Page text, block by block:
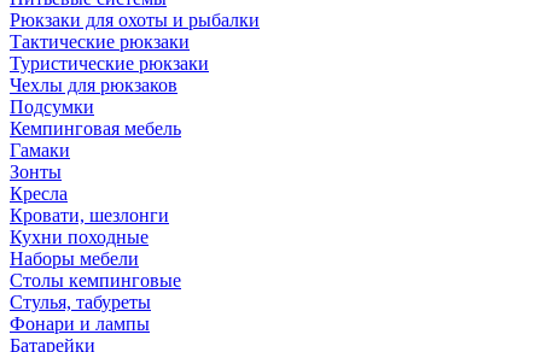
Рюкзаки для охоты и рыбалки
Тактические рюкзаки
Туристические рюкзаки
Чехлы для рюкзаков
Подсумки
Кемпинговая мебель
Гамаки
Зонты
Кресла
Кровати, шезлонги
Кухни походные
Наборы мебели
Столы кемпинговые
Стулья, табуреты
Фонари и лампы
Батарейки